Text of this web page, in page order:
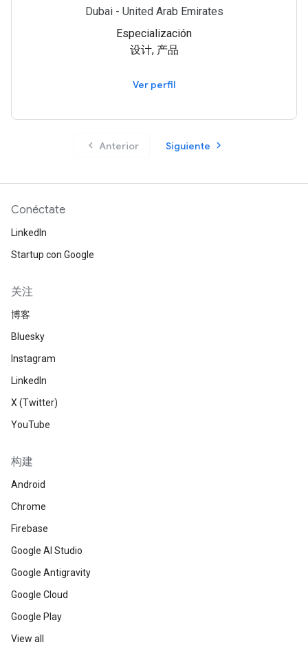
Dubai - United Arab Emirates
Especialización
设计, 产品
Ver perfil
chevron_left Anterior Siguiente chevron_right
Conéctate
LinkedIn
Startup con Google
关注
博客
Bluesky
Instagram
LinkedIn
X (Twitter)
YouTube
构建
Android
Chrome
Firebase
Google AI Studio
Google Antigravity
Google Cloud
Google Play
View all